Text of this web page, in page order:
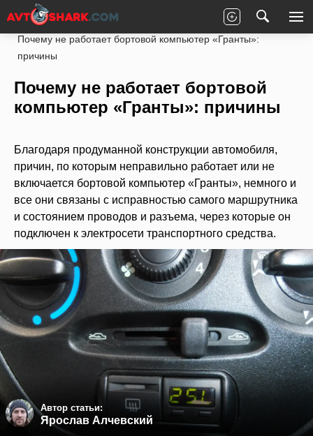
Главная LADA
Электроника
Почему не работает бортовой компьютер «Гранты»:
причины
Почему не работает бортовой
компьютер «Гранты»: причины
Благодаря продуманной конструкции автомобиля,
причин, по которым неправильно работает или не
включается бортовой компьютер «Гранты», немного и
все они связаны с исправностью самого маршрутника
и состоянием проводов и разъема, через которые он
подключен к электросети транспортного средства.
Автор статьи:
Ярослав Алчевский